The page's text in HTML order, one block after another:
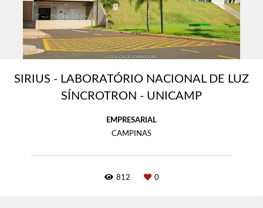
SIRIUS - LABORATÓRIO NACIONAL DE LUZ
SÍNCROTRON - UNICAMP
EMPRESARIAL
CAMPINAS
812 0